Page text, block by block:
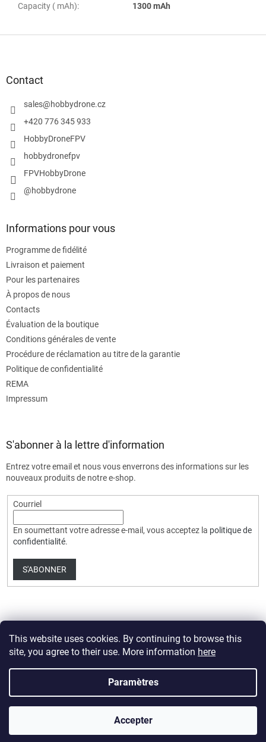
This website uses cookies. By continuing to browse this
site, you agree to their use. More information here
Paramètres
Accepter
Capacity ( mAh): 1300 mAh
Contact
sales@hobbydrone.cz
+420 776 345 933
HobbyDroneFPV
hobbydronefpv
FPVHobbyDrone
@hobbydrone
Informations pour vous
Programme de fidélité
Livraison et paiement
Pour les partenaires
À propos de nous
Contacts
Évaluation de la boutique
Conditions générales de vente
Procédure de réclamation au titre de la garantie
Politique de confidentialité
REMA
Impressum
S'abonner à la lettre d'information
Entrez votre email et nous vous enverrons des informations sur les
nouveaux produits de notre e-shop.
Courriel
En soumettant votre adresse e-mail, vous acceptez la politique de
confidentialité.
S'ABONNER
paramètres des cookies